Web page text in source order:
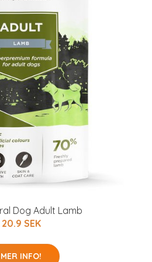
Dog Adult Lamb
20.9 SEK
MER INFO!